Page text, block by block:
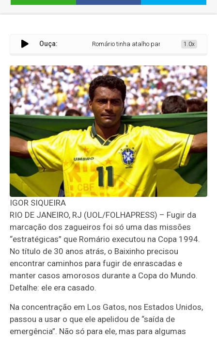
Ouça: Romário tinha atalho para escapulidas e deu
1.0x
IGOR SIQUEIRA
RIO DE JANEIRO, RJ (UOL/FOLHAPRESS) – Fugir da
marcação dos zagueiros foi só uma das missões
“estratégicas” que Romário executou na Copa 1994.
No título de 30 anos atrás, o Baixinho precisou
encontrar caminhos para fugir de enrascadas e
manter casos amorosos durante a Copa do Mundo.
Detalhe: ele era casado.
Na concentração em Los Gatos, nos Estados Unidos,
passou a usar o que ele apelidou de “saída de
emergência”. Não só para ele, mas para algumas